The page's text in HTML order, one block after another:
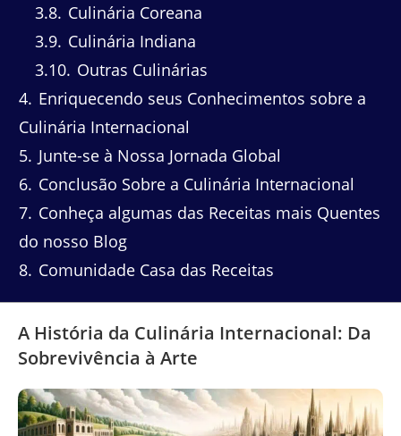
3.8 Culinária Coreana
3.9 Culinária Indiana
3.10 Outras Culinárias
4 Enriquecendo seus Conhecimentos sobre a
Culinária Internacional
5 Junte-se à Nossa Jornada Global
6 Conclusão Sobre a Culinária Internacional
7 Conheça algumas das Receitas mais Quentes
do nosso Blog
8 Comunidade Casa das Receitas
A História da Culinária Internacional: Da
Sobrevivência à Arte